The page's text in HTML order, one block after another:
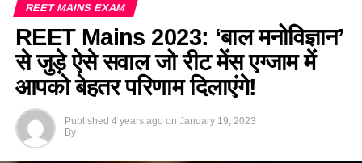
REET MAINS EXAM
REET Mains 2023: ‘बाल मनोविज्ञान’
से जुड़े ऐसे सवाल जो रीट मेंस एग्जाम में
आपको बेहतर परिणाम दिलाएंगे!
Published 4 years ago on January 19, 2023
By